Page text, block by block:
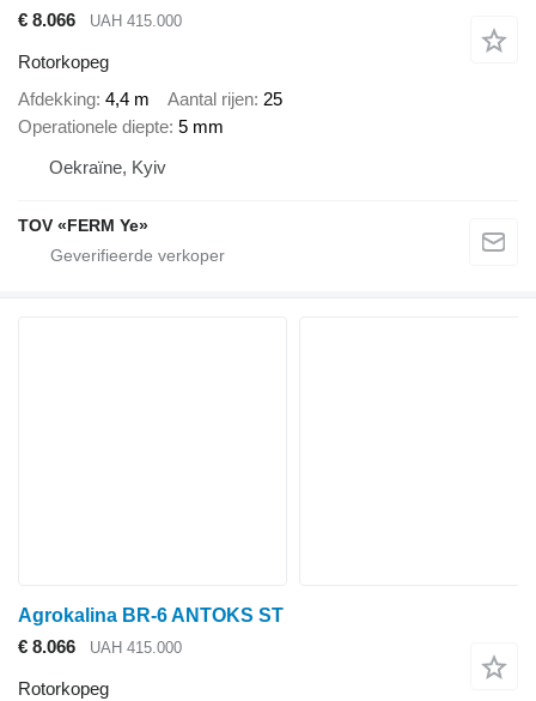
€ 8.066
UAH 415.000
Rotorkopeg
Afdekking 4,4 m Aantal rijen 25
Operationele diepte 5 mm
Oekraïne, Kyiv
TOV «FERM Ye»
Agrokalina BR-6 ANTOKS ST
€ 8.066
UAH 415.000
Rotorkopeg